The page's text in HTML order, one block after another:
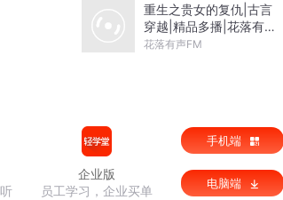
重生之贵女的复仇|古言
穿越|精品多播|花落有声
&风华呦领衔演播
花落有声FM
企业版
员工学习，企业买单
手机端
电脑端